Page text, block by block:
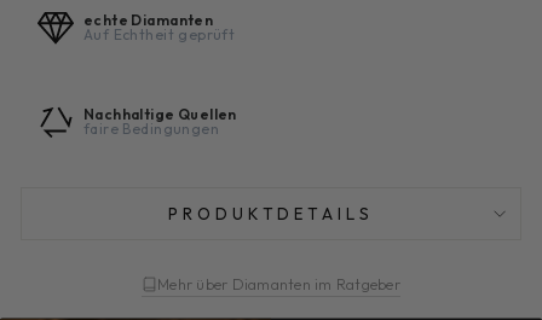
echte Diamanten
Auf Echtheit geprüft
Nachhaltige Quellen
faire Bedingungen
PRODUKTDETAILS
Mehr über Diamanten im Ratgeber